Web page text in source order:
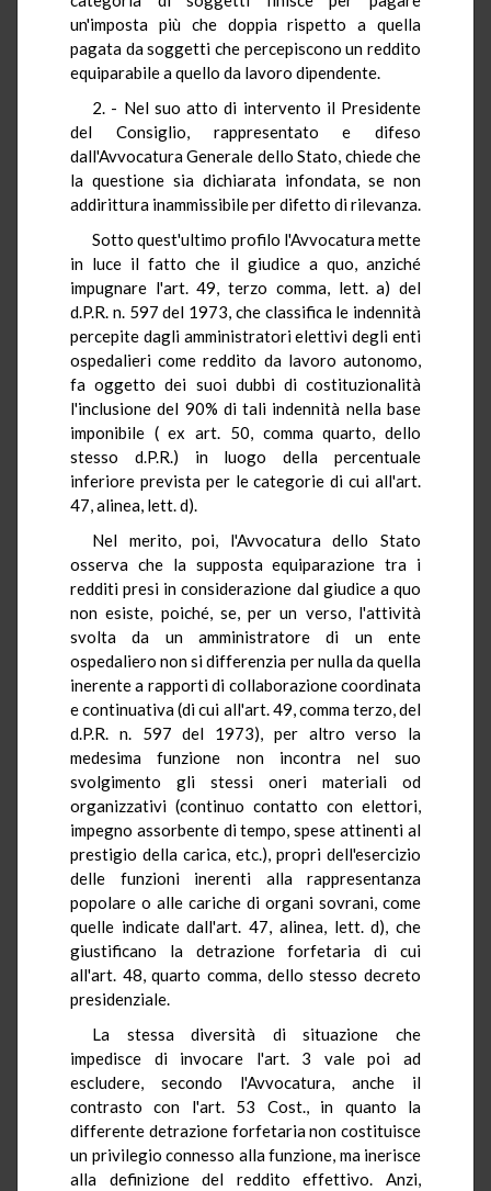
un'imposta più che doppia rispetto a quella
pagata da soggetti che percepiscono un reddito
equiparabile a quello da lavoro dipendente.
2. - Nel suo atto di intervento il Presidente
del Consiglio, rappresentato e difeso
dall'Avvocatura Generale dello Stato, chiede che
la questione sia dichiarata infondata, se non
addirittura inammissibile per difetto di rilevanza.
Sotto quest'ultimo profilo l'Avvocatura mette
in luce il fatto che il giudice a quo, anziché
impugnare l'art. 49, terzo comma, lett. a) del
d.P.R. n. 597 del 1973, che classifica le indennità
percepite dagli amministratori elettivi degli enti
ospedalieri come reddito da lavoro autonomo,
fa oggetto dei suoi dubbi di costituzionalità
l'inclusione del 90% di tali indennità nella base
imponibile ( ex art. 50, comma quarto, dello
stesso d.P.R.) in luogo della percentuale
inferiore prevista per le categorie di cui all'art.
47, alinea, lett. d).
Nel merito, poi, l'Avvocatura dello Stato
osserva che la supposta equiparazione tra i
redditi presi in considerazione dal giudice a quo
non esiste, poiché, se, per un verso, l'attività
svolta da un amministratore di un ente
ospedaliero non si differenzia per nulla da quella
inerente a rapporti di collaborazione coordinata
e continuativa (di cui all'art. 49, comma terzo, del
d.P.R. n. 597 del 1973), per altro verso la
medesima funzione non incontra nel suo
svolgimento gli stessi oneri materiali od
organizzativi (continuo contatto con elettori,
impegno assorbente di tempo, spese attinenti al
prestigio della carica, etc.), propri dell'esercizio
delle funzioni inerenti alla rappresentanza
popolare o alle cariche di organi sovrani, come
quelle indicate dall'art. 47, alinea, lett. d), che
giustificano la detrazione forfetaria di cui
all'art. 48, quarto comma, dello stesso decreto
presidenziale.
La stessa diversità di situazione che
impedisce di invocare l'art. 3 vale poi ad
escludere, secondo l'Avvocatura, anche il
contrasto con l'art. 53 Cost., in quanto la
differente detrazione forfetaria non costituisce
un privilegio connesso alla funzione, ma inerisce
alla definizione del reddito effettivo. Anzi,